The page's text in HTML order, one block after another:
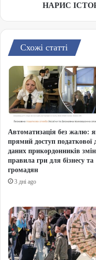
НАРИС
Схожі статті
Автоматизація без жалю:
прямий доступ податкової
даних прикордонників
правила гри для бізнесу та
громадян
3 дні ago